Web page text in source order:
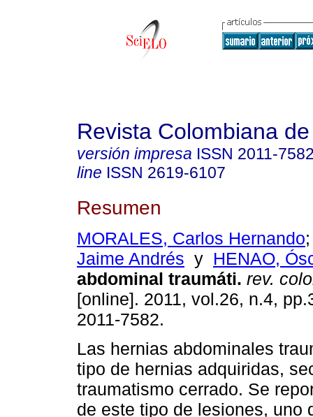
Revista Colombiana
versión impresa ISSN 2011-
line ISSN 2619-6107
Resumen
MORALES, Carlos Hernando
Jaime Andrés y HENAO,
abdominal traumáti. rev.
[online]. 2011, vol.26, n.4,
2011-7582.
Las hernias abdominales
tipo de hernias adquiridas,
traumatismo cerrado. Se
de este tipo de lesiones, uno